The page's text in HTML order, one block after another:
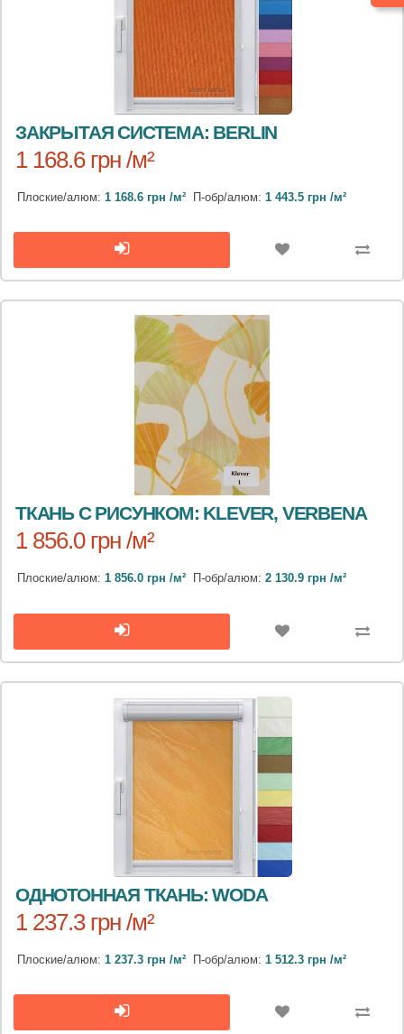
ЗАКРЫТАЯ СИСТЕМА: BERLIN
1 168.6 грн /м²
Плоские/алюм: 1 168.6 грн /м² П-обр/алюм: 1 443.5 грн /м²
ТКАНЬ С РИСУНКОМ: KLEVER, VERBENA
1 856.0 грн /м²
Плоские/алюм: 1 856.0 грн /м² П-обр/алюм: 2 130.9 грн /м²
ОДНОТОННАЯ ТКАНЬ: WODA
1 237.3 грн /м²
Плоские/алюм: 1 237.3 грн /м² П-обр/алюм: 1 512.3 грн /м²